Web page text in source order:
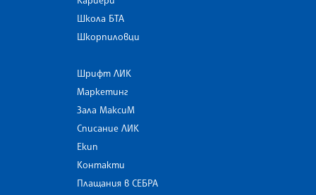
Школа БТА
Шкорпиловци
Шрифт ЛИК
Маркетинг
Зала МаксиМ
Списание ЛИК
Екип
Контакти
Плащания в СЕБРА